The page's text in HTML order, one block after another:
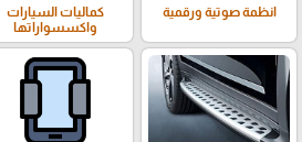
انظمة صوتية ورقمية
كماليات السيارات
واكسسواراتها